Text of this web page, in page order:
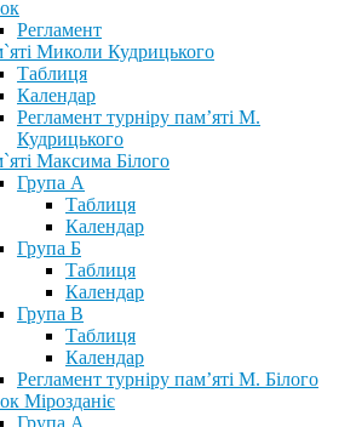
Регламент
Миколи Кудрицького
Таблиця
Календар
Регламент турніру пам’яті М.
Кудрицького
Максима Білого
Група А
Таблиця
Календар
Група Б
Таблиця
Календар
Група В
Таблиця
Календар
Регламент турніру пам’яті М. Білого
Мірозданіє
Група А